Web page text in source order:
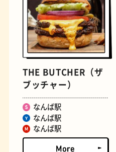
定食
THE BUTCHER（ザ
ブッチャー）
なんば駅
なんば駅
なんば駅